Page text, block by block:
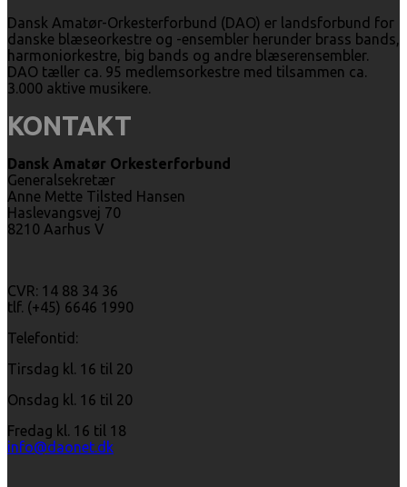
Dansk Amatør-Orkesterforbund (DAO) er landsforbund for
danske blæseorkestre og -ensembler herunder brass bands,
harmoniorkestre, big bands og andre blæserensembler.
DAO tæller ca. 95 medlemsorkestre med tilsammen ca.
3.000 aktive musikere.
KONTAKT
Dansk Amatør Orkesterforbund
Generalsekretær
Anne Mette Tilsted Hansen
Haslevangsvej 70
8210 Aarhus V
CVR: 14 88 34 36
tlf. (+45) 6646 1990
Telefontid:
Tirsdag kl. 16 til 20
Onsdag kl. 16 til 20
Fredag kl. 16 til 18
info@daonet.dk